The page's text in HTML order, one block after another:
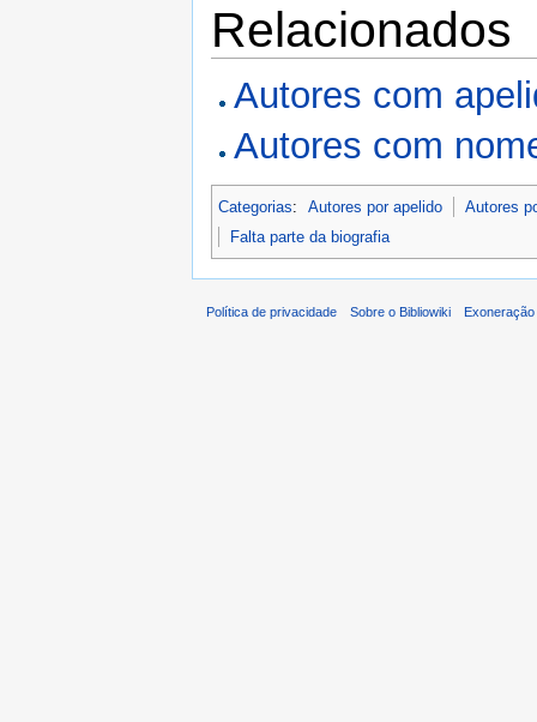
Relacionados
Autores com
Autores com
Categorias: Autores por apelido
Autores
Falta parte da biografia
Política de privacidade Sobre o Bibliowiki